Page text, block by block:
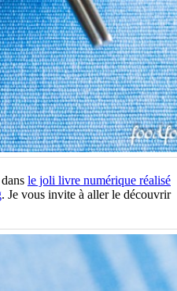
le joli livre numérique réalisé
. Je vous invite à aller le découvrir